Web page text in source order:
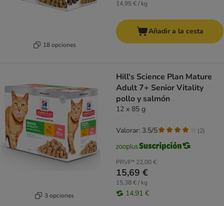
18 opciones
14,95 € / kg
Añadir a la cesta
3 opciones
Hill's Science Plan Mature
Adult 7+ Senior Vitality
pollo y salmón
12 x 85 g
PRVP* 22,00 €
15,69 €
15,38 € / kg
14,91 €
Valorar: 3.5/5 (2)